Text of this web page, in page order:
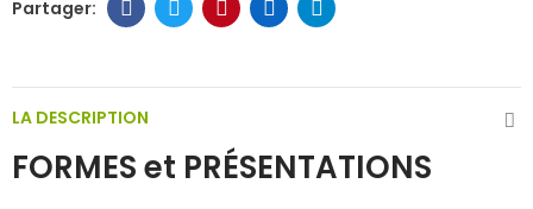
LA DESCRIPTION
FORMES et PRÉSENTATIONS